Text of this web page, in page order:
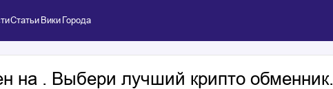
Статьи Вики Города
на . Выбери лучший крипто обменник.